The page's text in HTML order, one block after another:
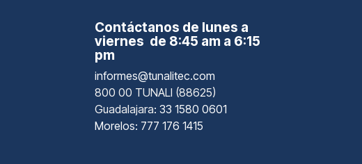
Contáctanos de lunes a
viernes de 8:45 am a 6:15
pm
informes@tunalitec.com
800 00 TUNALI (88625)
Guadalajara: 33 1580 0601
Morelos: 777 176 1415